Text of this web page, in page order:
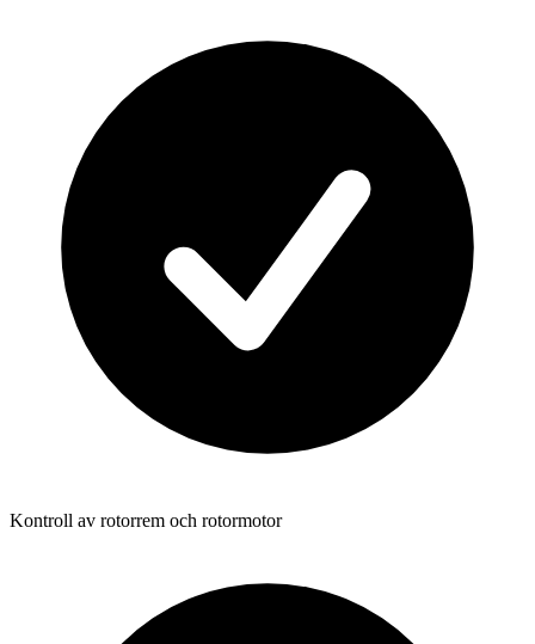
Kontroll av rotorrem och rotormotor